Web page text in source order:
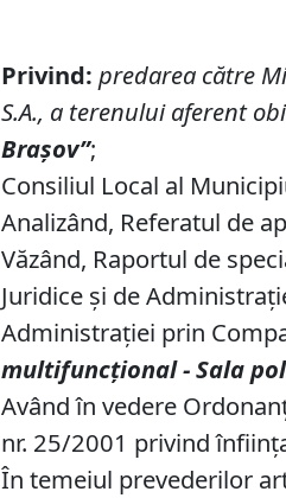
Privind: predarea către
S.A., a terenului aferent
Brașov”;
Consiliul Local al
Analizând, Referatul de
Văzând, Raportul de
Juridice şi de
Administrației prin
multifuncțional - Sala
Având în vedere
nr. 25/2001 privind
În temeiul prevederilor